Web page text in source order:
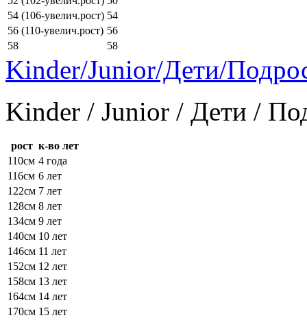
54 (106-увелич.рост) 54
56 (110-увелич.рост) 56
58
58
Kinder/Junior/Дети/
Kinder / Junior / Дети /
рост к-во лет
110см 4 года
116см 6 лет
122см 7 лет
128см 8 лет
134см 9 лет
140см 10 лет
146см 11 лет
152см 12 лет
158см 13 лет
164см 14 лет
170см 15 лет